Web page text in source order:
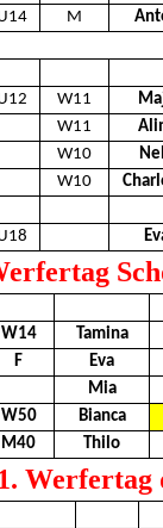
M
W11
W11
W10
W10
W14
Tamina
F
Eva
Mia
W50
Bianca
M40
Thilo
Werfertag